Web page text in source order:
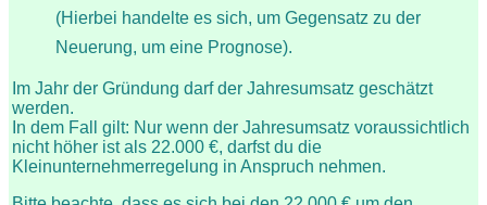
(Hierbei handelte es sich, um Gegensatz zu der
Neuerung, um eine Prognose).
Im Jahr der Gründung darf der Jahresumsatz geschätzt
werden.
In dem Fall gilt: Nur wenn der Jahresumsatz voraussichtlich
nicht höher ist als 22.000 €, darfst du die
Kleinunternehmerregelung in Anspruch nehmen.